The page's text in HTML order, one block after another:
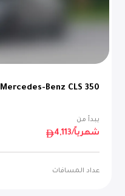
Mercedes-Benz CLS 350
يبدأ من
4,113 /شهرياً
عداد المسافات